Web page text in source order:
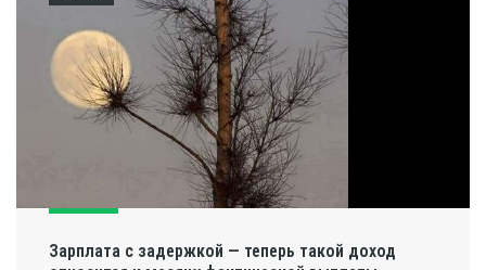
Зарплата с задержкой — теперь такой доход